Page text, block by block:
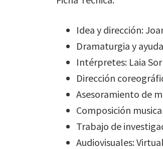
Idea y dirección:
Dramaturgia y
Intérpretes: Laia
Dirección
Asesoramiento de
Composición
Trabajo de
Audiovisuales: